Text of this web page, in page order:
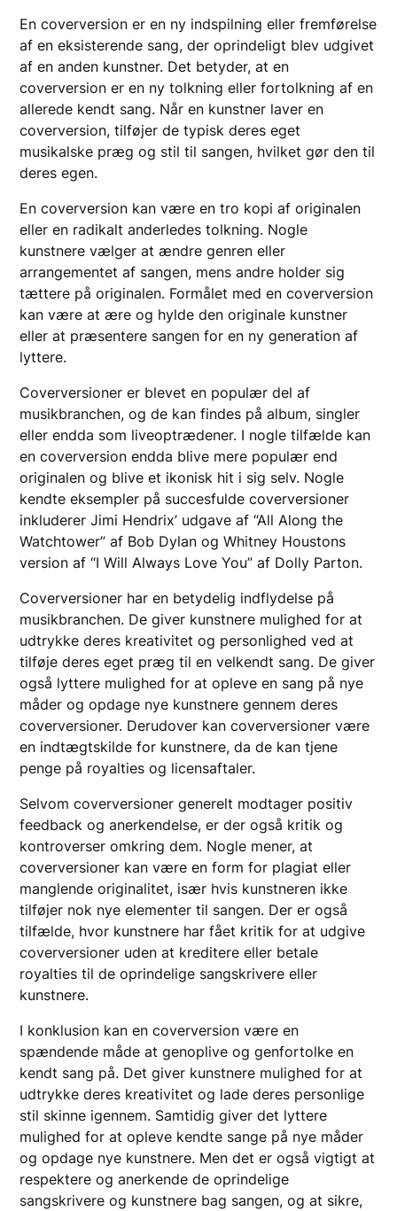
En coverversion er en ny indspilning eller fremførelse
af en eksisterende sang, der oprindeligt blev udgivet
af en anden kunstner. Det betyder, at en
coverversion er en ny tolkning eller fortolkning af en
allerede kendt sang. Når en kunstner laver en
coverversion, tilføjer de typisk deres eget
musikalske præg og stil til sangen, hvilket gør den til
deres egen.
En coverversion kan være en tro kopi af originalen
eller en radikalt anderledes tolkning. Nogle
kunstnere vælger at ændre genren eller
arrangementet af sangen, mens andre holder sig
tættere på originalen. Formålet med en coverversion
kan være at ære og hylde den originale kunstner
eller at præsentere sangen for en ny generation af
lyttere.
Coverversioner er blevet en populær del af
musikbranchen, og de kan findes på album, singler
eller endda som liveoptrædener. I nogle tilfælde kan
en coverversion endda blive mere populær end
originalen og blive et ikonisk hit i sig selv. Nogle
kendte eksempler på succesfulde coverversioner
inkluderer Jimi Hendrix’ udgave af “All Along the
Watchtower” af Bob Dylan og Whitney Houstons
version af “I Will Always Love You” af Dolly Parton.
Coverversioner har en betydelig indflydelse på
musikbranchen. De giver kunstnere mulighed for at
udtrykke deres kreativitet og personlighed ved at
tilføje deres eget præg til en velkendt sang. De giver
også lyttere mulighed for at opleve en sang på nye
måder og opdage nye kunstnere gennem deres
coverversioner. Derudover kan coverversioner være
en indtægtskilde for kunstnere, da de kan tjene
penge på royalties og licensaftaler.
Selvom coverversioner generelt modtager positiv
feedback og anerkendelse, er der også kritik og
kontroverser omkring dem. Nogle mener, at
coverversioner kan være en form for plagiat eller
manglende originalitet, især hvis kunstneren ikke
tilføjer nok nye elementer til sangen. Der er også
tilfælde, hvor kunstnere har fået kritik for at udgive
coverversioner uden at kreditere eller betale
royalties til de oprindelige sangskrivere eller
kunstnere.
I konklusion kan en coverversion være en
spændende måde at genoplive og genfortolke en
kendt sang på. Det giver kunstnere mulighed for at
udtrykke deres kreativitet og lade deres personlige
stil skinne igennem. Samtidig giver det lyttere
mulighed for at opleve kendte sange på nye måder
og opdage nye kunstnere. Men det er også vigtigt at
respektere og anerkende de oprindelige
sangskrivere og kunstnere bag sangen, og at sikre,